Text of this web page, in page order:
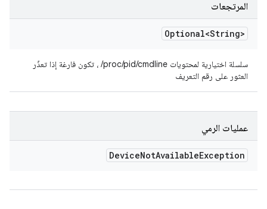
المرتجعات
Optional<String>
سلسلة اختيارية لمحتويات ‎ /proc/pid/cmdline، تكون فارغة إذا تعذّر
العثور على رقم التعريف
عمليات الرمي
DeviceNotAvailableException